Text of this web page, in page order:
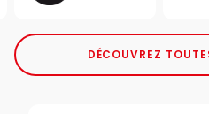
DÉCOUVREZ